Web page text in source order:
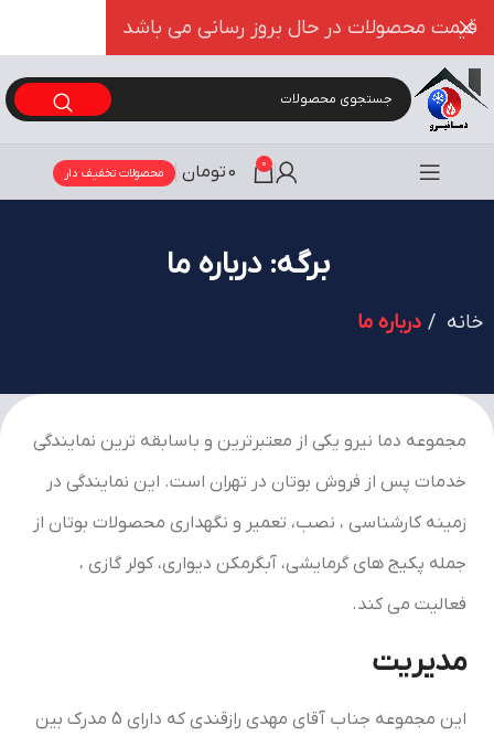
0
0تومان محصولات تخفیف دار
برگه: درباره ما
خانه درباره ما
مجموعه دما نیرو یکی از معتبرترین و باسابقه ترین نمایندگی
خدمات پس از فروش بوتان در تهران است. این نمایندگی در
زمینه کارشناسی ، نصب، تعمیر و نگهداری محصولات بوتان از
جمله پکیج های گرمایشی، آبگرمکن دیواری، کولر گازی ،
فعالیت می کند.
مدیریت
این مجموعه جناب آقای مهدی رازقندی که دارای 5 مدرک بین
قیمت محصولات در حال بروز رسانی می باشد